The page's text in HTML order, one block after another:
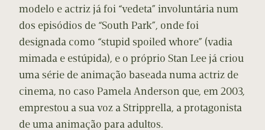
modelo e actriz já foi “vedeta” involuntária num
dos episódios de “South Park”, onde foi
designada como “stupid spoiled whore” (vadia
mimada e estúpida), e o próprio Stan Lee já criou
uma série de animação baseada numa actriz de
cinema, no caso Pamela Anderson que, em 2003,
emprestou a sua voz a Stripprella, a protagonista
de uma animação para adultos.